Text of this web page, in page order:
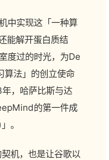
中实现这「一种算
能解开蛋白质结
度过的时光，为De
法」的创立使命
，哈萨比斯与达
的第一件成
。
机，也是让谷歌以